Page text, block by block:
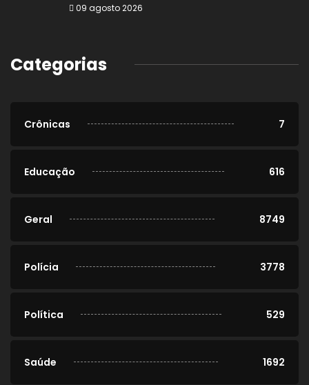
09 agosto 2026
Categorias
Crônicas 7
Educação 616
Geral 8749
Polícia 3778
Política 529
Saúde 1692